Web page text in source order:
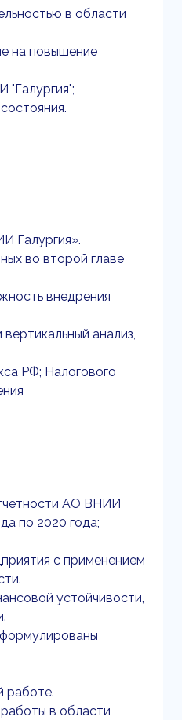
в области
на повышение
Галургия».
во второй главе
внедрения
анализ,
РФ; Налогового
АО ВНИИ
по 2020 года;
с применением
устойчивости,
работе.
в области